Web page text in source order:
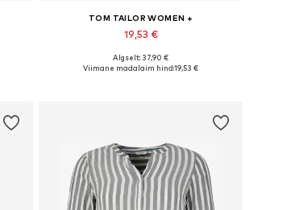
TOM TAILOR WOMEN +
19,53 €
Saadaolevad suurused: XXXL, 4XL, 5XL
Algselt: 37,90 €
Viimane madalaim hind:19,53 €